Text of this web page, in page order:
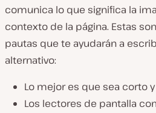
comunica lo que significa la
contexto de la página. Estas
pautas que te ayudarán a
alternativo:
Lo mejor es que sea corto
Los lectores de pantalla